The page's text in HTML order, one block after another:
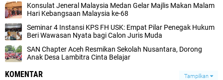
Konsulat Jeneral Malaysia Medan Gelar Majlis Makan Malam
Hari Kebangsaan Malaysia ke-68
Seminar 4 Instansi KPS FH USK: Empat Pilar Penegak Hukum
Beri Wawasan Nyata bagi Calon Juris Muda
SAN Chapter Aceh Resmikan Sekolah Nusantara, Dorong
Anak Desa Lambitra Cinta Belajar
KOMENTAR Tampilkan